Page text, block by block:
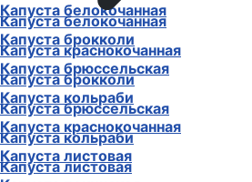
Капуста белокочанная
Капуста брокколи
Капуста брюссельская
Капуста кольраби
Капуста краснокочанная
Капуста листовая
Капуста белокочанная
Капуста краснокочанная
Капуста брокколи
Капуста брюссельская
Капуста кольраби
Капуста листовая